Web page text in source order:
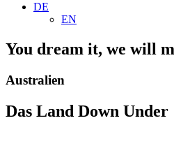
DE
EN
You dream it, we will
Australien
Das Land Down Under